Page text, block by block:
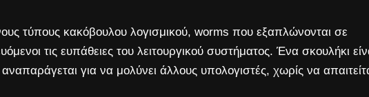
τύπους κακόβουλου λογισμικού, worms που εξαπλώνονται σε
τις ευπάθειες του λειτουργικού συστήματος. Ένα σκουλήκι
για να μολύνει άλλους υπολογιστές, χωρίς να